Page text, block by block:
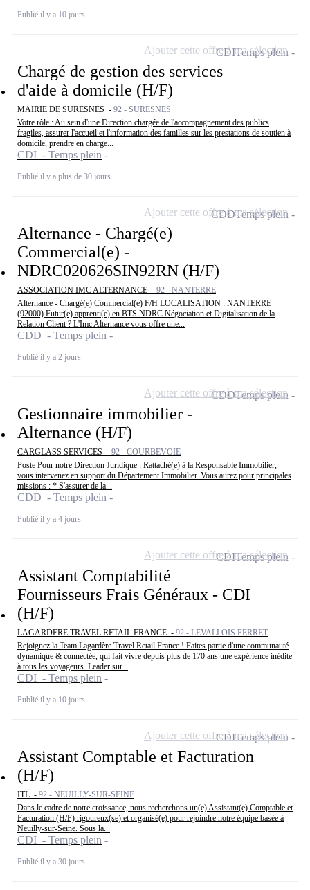
Publié il y a 10 jours
Chargé de gestion des services
d'aide à domicile (H/F)
MAIRIE DE SURESNES - 92 - SURESNES
Votre rôle : Au sein d'une Direction chargée de l'accompagnement des publics
fragiles, assurer l'accueil et l'information des familles sur les prestations de soutien à
domicile, prendre en charge...
CDI - Temps plein
Publié il y a plus de 30 jours
CDITemps plein
Ajouter cette offre à ma sélection
Alternance - Chargé(e)
Commercial(e) -
NDRC020626SIN92RN (H/F)
ASSOCIATION IMC ALTERNANCE - 92 - NANTERRE
Alternance - Chargé(e) Commercial(e) F/H LOCALISATION : NANTERRE
(92000) Futur(e) apprenti(e) en BTS NDRC Négociation et Digitalisation de la
Relation Client ? L'Imc Alternance vous offre une...
CDD - Temps plein
Publié il y a 2 jours
CDDTemps plein
Ajouter cette offre à ma sélection
Gestionnaire immobilier -
Alternance (H/F)
CARGLASS SERVICES - 92 - COURBEVOIE
Poste Pour notre Direction Juridique : Rattaché(e) à la Responsable Immobilier,
vous intervenez en support du Département Immobilier. Vous aurez pour principales
missions : * S'assurer de la...
CDD - Temps plein
Publié il y a 4 jours
CDDTemps plein
Ajouter cette offre à ma sélection
Assistant Comptabilité
Fournisseurs Frais Généraux - CDI
(H/F)
LAGARDERE TRAVEL RETAIL FRANCE - 92 - LEVALLOIS PERRET
Rejoignez la Team Lagardère Travel Retail France ! Faites partie d'une communauté
dynamique & connectée, qui fait vivre depuis plus de 170 ans une expérience inédite
à tous les voyageurs .Leader sur...
CDI - Temps plein
Publié il y a 10 jours
CDITemps plein
Ajouter cette offre à ma sélection
Assistant Comptable et Facturation
(H/F)
ITL - 92 - NEUILLY-SUR-SEINE
Dans le cadre de notre croissance, nous recherchons un(e) Assistant(e) Comptable et
Facturation (H/F) rigoureux(se) et organisé(e) pour rejoindre notre équipe basée à
Neuilly-sur-Seine. Sous la...
CDI - Temps plein
Publié il y a 30 jours
CDITemps plein
Ajouter cette offre à ma sélection